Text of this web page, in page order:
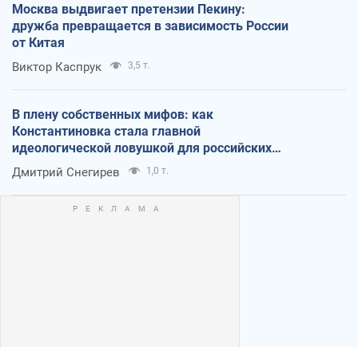
Москва выдвигает претензии Пекину:
дружба превращается в зависимость России
от Китая
Виктор Каспрук 3,5 т.
В плену собственных мифов: как
Константиновка стала главной
идеологической ловушкой для российских
оккупантов
Дмитрий Снегирев 1,0 т.